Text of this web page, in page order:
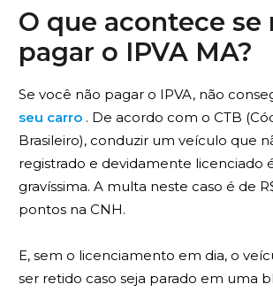
O que acontece se
pagar o IPVA MA?
Se você não pagar o IPVA, não
seu carro . De acordo com o CTB
Brasileiro), conduzir um veículo que
registrado e devidamente licenciado
gravíssima. A multa neste caso é de
pontos na CNH.
E, sem o licenciamento em dia, o
ser retido caso seja parado em uma